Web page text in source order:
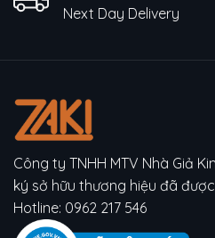
Next Day Delivery
Công ty TNHH MTV Nhà Giả
ký sở hữu thương hiệu đã
Hotline: 0962 217 546